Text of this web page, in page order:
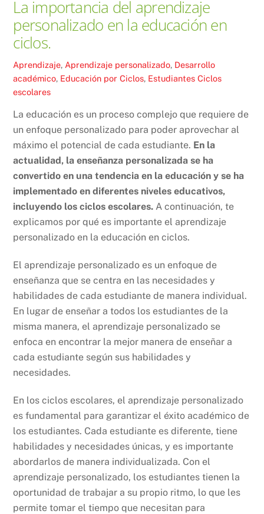
La importancia del aprendizaje
personalizado en la educación en
ciclos.
Aprendizaje, Aprendizaje personalizado, Desarrollo
académico, Educación por Ciclos, Estudiantes Ciclos
escolares
La educación es un proceso complejo que requiere de
un enfoque personalizado para poder aprovechar al
máximo el potencial de cada estudiante. En la
actualidad, la enseñanza personalizada se ha
convertido en una tendencia en la educación y se ha
implementado en diferentes niveles educativos,
incluyendo los ciclos escolares. A continuación, te
explicamos por qué es importante el aprendizaje
personalizado en la educación en ciclos.
El aprendizaje personalizado es un enfoque de
enseñanza que se centra en las necesidades y
habilidades de cada estudiante de manera individual.
En lugar de enseñar a todos los estudiantes de la
misma manera, el aprendizaje personalizado se
enfoca en encontrar la mejor manera de enseñar a
cada estudiante según sus habilidades y
necesidades.
En los ciclos escolares, el aprendizaje personalizado
es fundamental para garantizar el éxito académico de
los estudiantes. Cada estudiante es diferente, tiene
habilidades y necesidades únicas, y es importante
abordarlos de manera individualizada. Con el
aprendizaje personalizado, los estudiantes tienen la
oportunidad de trabajar a su propio ritmo, lo que les
permite tomar el tiempo que necesitan para